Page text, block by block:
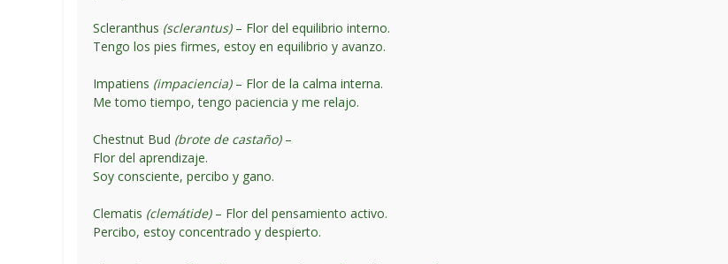
Scleranthus (sclerantus)– Flor del equilibrio interno.
Tengo los pies firmes, estoy en equilibrio y avanzo.
Impatiens (impaciencia)– Flor de la calma interna.
Me tomo tiempo, tengo paciencia y me relajo.
Chestnut Bud (brote de castaño) –
Flor del aprendizaje.
Soy consciente, percibo y gano.
Clematis (clemátide)– Flor del pensamiento activo.
Percibo, estoy concentrado y despierto.